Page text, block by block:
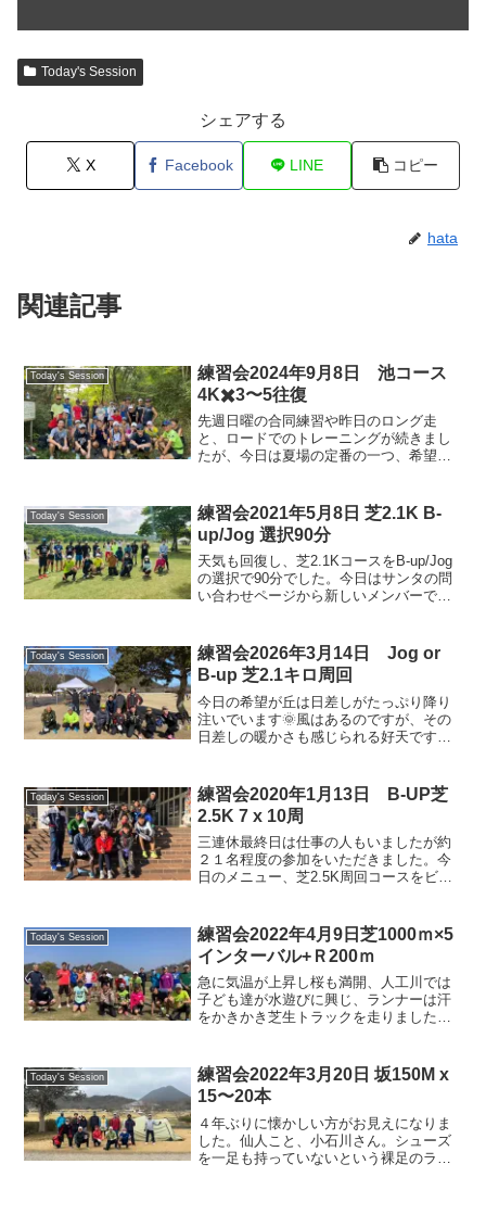
Today's Session
シェアする
X Facebook LINE コピー
hata
関連記事
Today's Session
練習会2024年9月8日 池コース
4K✖️3〜5往復
先週日曜の合同練習や昨日のロング走
と、ロードでのトレーニングが続きまし
たが、今日は夏場の定番の一つ、希望が
催されていて、たくさんの人で賑わって
いましたが、池コースはど...
Today's Session
練習会2021年5月8日 芝2.1K B-
up/Jog 選択90分
天気も回復し、芝2.1KコースをB-up/Jog
の選択で90分でした。今日はサンタの問
い合わせページから新しいメンバーで北
験者ということですが、少しブランクが
あるとのこ...
Today's Session
練習会2026年3月14日 Jog or
B-up 芝2.1キロ周回
今日の希望が丘は日差しがたっぷり降り
注いでいます🌞風はあるのですが、その
日差しの暖かさも感じられる好天です🌞
出走されたメンバーもおられ、振り返り
の話に花を咲かせた...
Today's Session
練習会2020年1月13日 B-UP芝
2.5K 7 x 10周
三連休最終日は仕事の人もいましたが約
２１名程度の参加をいただきました。今
日のメニュー、芝2.5K周回コースをビル
公園を拠点に毎週練習会開催。老若男
女、初心者からベテランまで。年会費は
無料・誰でも気軽に参加できます。楽し
く走るコツ・メリハリのある練習方法な
ど、各個人ごとにアドバイスが受けられ
ます。今日も楽しくランニング！がモッ
Today's Session
練習会2022年4月9日芝1000ｍ×5
インターバル+Ｒ200ｍ
急に気温が上昇し桜も満開、人工川では
子ども達が水遊びに興じ、ランナーは汗
をかきかき芝生トラックを走りました。
られて走りにくく感じましたが、皆さん
元気に力走しました。今日...
Today's Session
練習会2022年3月20日 坂150M x
15〜20本
４年ぶりに懐かしい方がお見えになりま
した。仙人こと、小石川さん。シューズ
を一足も持っていないという裸足のラン